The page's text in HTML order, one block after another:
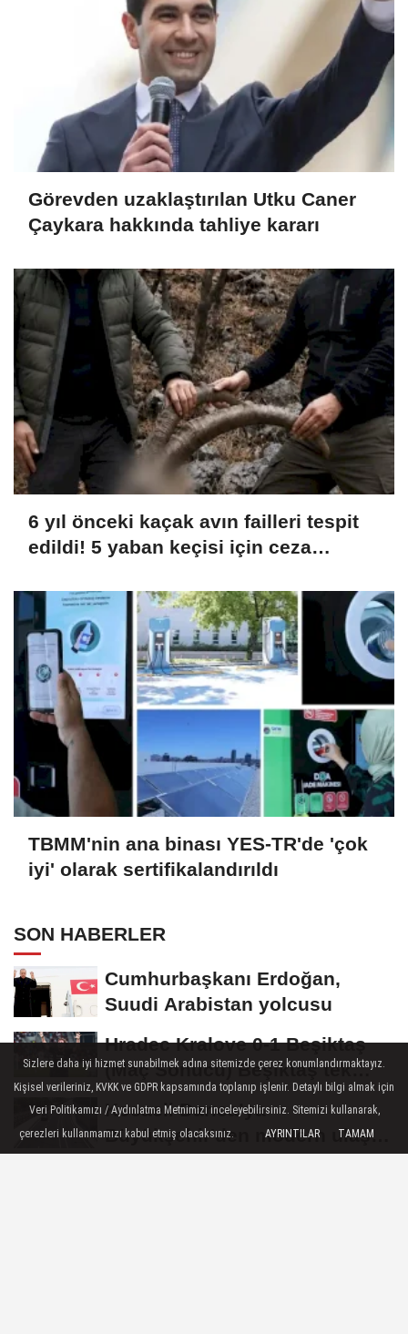
Görevden uzaklaştırılan Utku Caner
Çaykara hakkında tahliye kararı
6 yıl önceki kaçak avın failleri tespit
edildi! 5 yaban keçisi için ceza
TBMM'nin ana binası YES-TR'de 'çok
iyi' olarak sertifikalandırıldı
SON HABERLER
Cumhurbaşkanı Erdoğan,
Suudi Arabistan yolcusu
Hradec Kralove 0-1 Beşiktaş
(Maç Sonucu) Beşiktaş tek
golle avantajı...
Kocaeli Darıca’ya
Büyükşehir'den modern ulaşım
yatırımı
Sizlere daha iyi hizmet sunabilmek adına sitemizde çerez konumlandırmaktayız.
Kişisel verileriniz, KVKK ve GDPR kapsamında toplanıp işlenir. Detaylı bilgi almak için
Veri Politikamızı / Aydınlatma Metnimizi inceleyebilirsiniz. Sitemizi kullanarak,
çerezleri kullanmamızı kabul etmiş olacaksınız.
AYRINTILAR TAMAM